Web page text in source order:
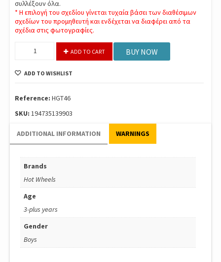
συλλέξουν όλα.
* Η επιλογή του σχεδίου γίνεται τυχαία βάσει των διαθέσιμων
σχεδίων του προμηθευτή και ενδέχεται να διαφέρει από τα
σχέδια στις φωτογραφίες.
&
Hgt46
ADD TO CART BUY NOW
ADD TO WISHLIST
Reference: HGT46
SKU: 194735139903
ADDITIONAL INFORMATION WARNINGS
Brands
Hot Wheels
Age
3-plus years
Gender
Boys